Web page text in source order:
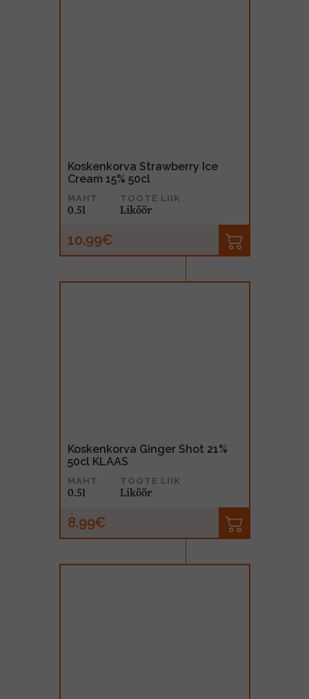
Koskenkorva Strawberry Ice
Cream 15% 50cl
MAHT
0.5l
TOOTE LIIK
Liköör
10.99€
Koskenkorva Ginger Shot 21%
50cl KLAAS
MAHT
0.5l
TOOTE LIIK
Liköör
8.99€